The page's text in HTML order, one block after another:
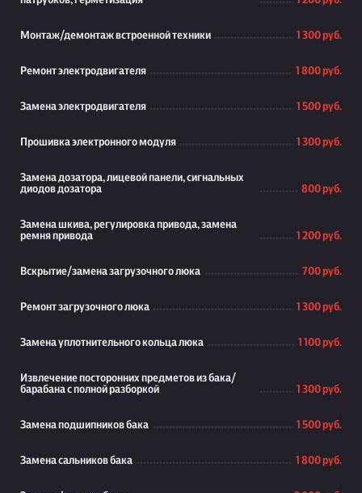
Монтаж/демонтаж встроенной техники 1 300 руб.
Ремонт электродвигателя 1 800 руб.
Замена электродвигателя 1 500 руб.
Прошивка электронного модуля 1 300 руб.
Замена дозатора, лицевой панели, сигнальных
диодов дозатора
800 руб.
Замена шкива, регулировка привода, замена
ремня привода
1 200 руб.
Вскрытие/замена загрузочного люка 700 руб.
Ремонт загрузочного люка 1 300 руб.
Замена уплотнительного кольца люка 1 100 руб.
Извлечение посторонних предметов из бака/
барабана с полной разборкой
1 300 руб.
Замена подшипников бака 1 500 руб.
Замена сальников бака 1 800 руб.